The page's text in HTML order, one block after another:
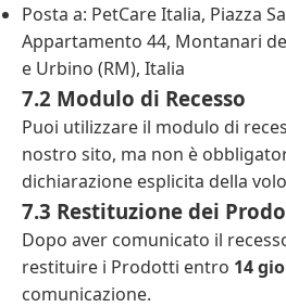
Posta a: PetCare Italia, Piazza
Appartamento 44, Montanari
e Urbino (RM), Italia
7.2 Modulo di Recesso
Puoi utilizzare il modulo di
nostro sito, ma non è
dichiarazione esplicita della
7.3 Restituzione dei
Dopo aver comunicato il
restituire i Prodotti entro 14
comunicazione.